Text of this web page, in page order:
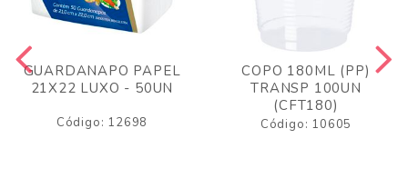
GUARDANAPO PAPEL
21X22 LUXO - 50UN
Código: 12698
COPO 180ML (PP)
TRANSP 100UN
(CFT180)
Código: 10605